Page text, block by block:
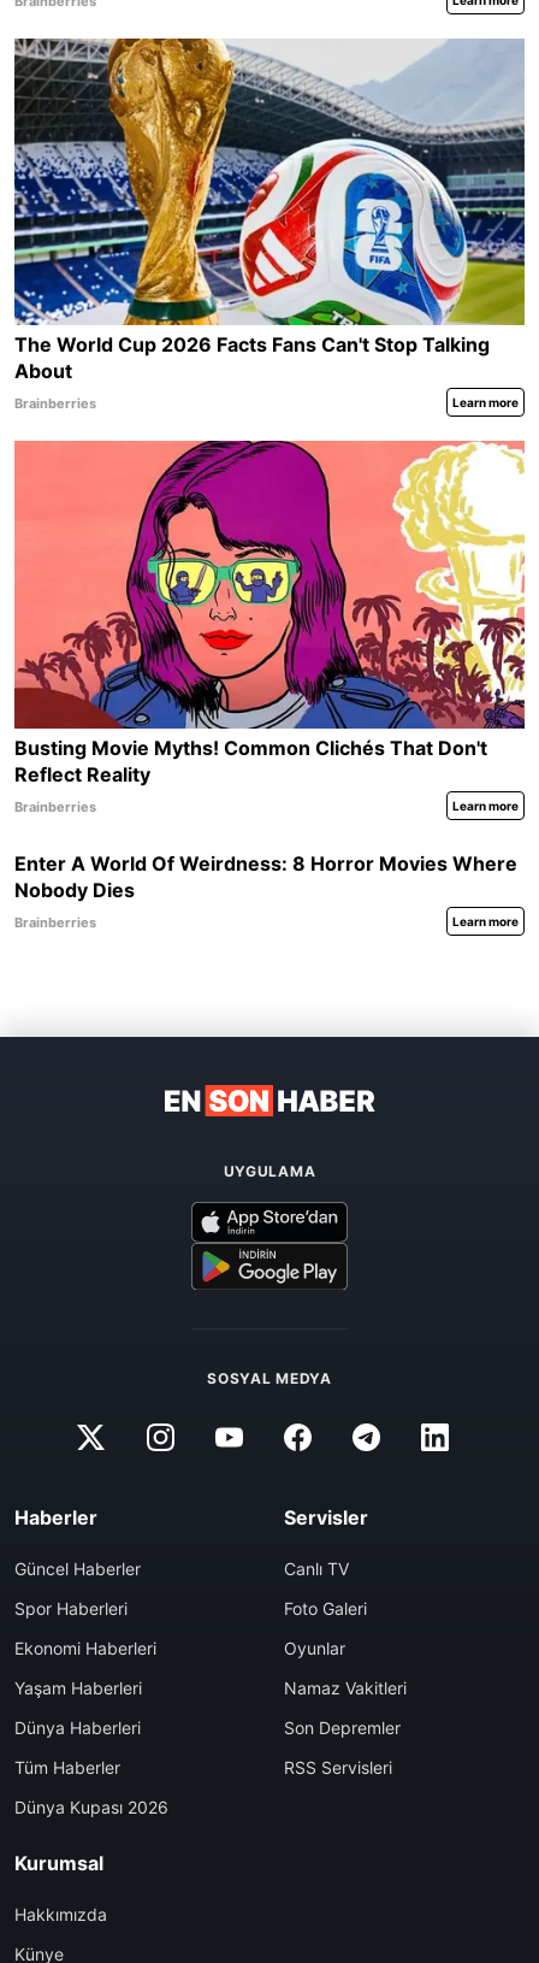
UYGULAMA
SOSYAL MEDYA
Haberler
Güncel Haberler
Spor Haberleri
Ekonomi Haberleri
Yaşam Haberleri
Dünya Haberleri
Tüm Haberler
Dünya Kupası 2026
Servisler
Canlı TV
Foto Galeri
Oyunlar
Namaz Vakitleri
Son Depremler
RSS Servisleri
Kurumsal
Hakkımızda
Künye